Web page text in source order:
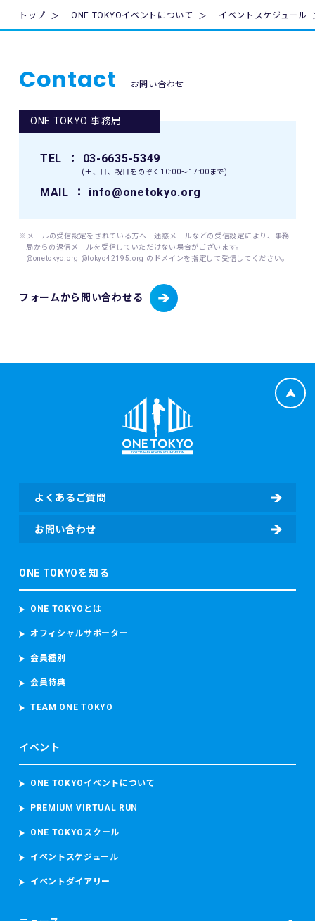
に際し、主催者に故意又は重過失がある場合を除き、主催者
肖像、年齢、住所（国名、都道府県名または区市町村名）等
のテレビ・新聞・雑誌・SNS・インターネット等での掲載及
9. 本イベントの参加者が未成年の場合、親権者等法定代理人
11. 主催者は、必要と判断する場合いつでも本規約を変更で
宜の場所に掲示（及び登録されたメールアドレスへの通知
が）された時点からその効力を生じるものとみなされます。
トップ ONE TOKYOイベントについて イベントスケジュール
Contact お問い合わせ
フォームから問い合わせる
ONE TOKYO 事務局
TEL ： 03-6635-5349
(土、日、祝日をのぞく10:00〜17:00まで)
MAIL ： info@onetokyo.org
※メールの受信設定をされている方へ 迷惑メールなどの受信設定により、事務
局からの返信メールを受信していただけない場合がございます。
@onetokyo.org @tokyo42195.org のドメインを指定して受信してください。
よくあるご質問
お問い合わせ
ONE TOKYOを知る
ONE TOKYOとは
オフィシャルサポーター
会員種別
会員特典
TEAM ONE TOKYO
イベント
ONE TOKYOイベントについて
PREMIUM VIRTUAL RUN
ONE TOKYOスクール
イベントスケジュール
イベントダイアリー